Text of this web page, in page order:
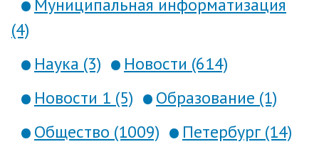
Муниципальная информатизация
(4)
Наука (3)
Новости (614)
Новости 1 (5)
Образование (1)
Общество (1009)
Петербург (14)